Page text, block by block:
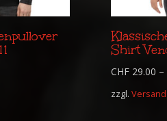
Shirt
CHF29.00 –
zzgl. Versand